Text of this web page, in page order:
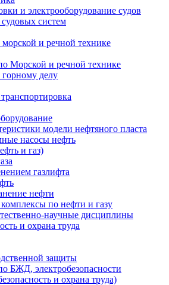
и электрооборудование судов
систем
и речной технике
Морской и речной технике
делу
модели нефтяного пласта
насосы нефть
и газ)
газлифта
нефти
по нефти и газу
научные дисциплины
и охрана труда
защиты
БЖД, электробезопасности
и охрана труда)